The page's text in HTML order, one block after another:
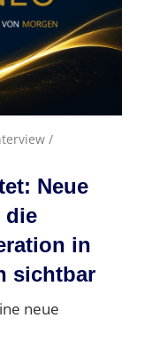
/
Neue
die
in
sichtbar
neue